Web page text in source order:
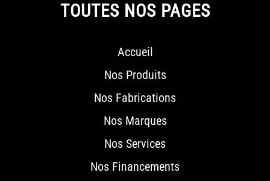
TOUTES NOS PAGES
Accueil
Nos Produits
Nos Fabrications
Nos Marques
Nos Services
Nos Financements